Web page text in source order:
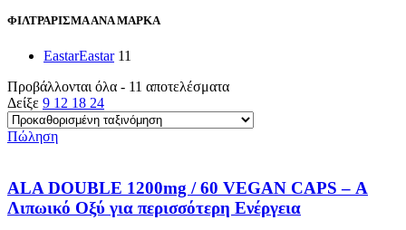
ΦΙΛΤΡΑΡΙΣΜΑ ΑΝΑ ΜΑΡΚΑ
EastarEastar 11
Προβάλλονται όλα - 11 αποτελέσματα
Δείξε 9 12 18 24
Πώληση
ALA DOUBLE 1200mg / 60 VEGAN CAPS – Α
Λιπωικό Οξύ για περισσότερη Ενέργεια